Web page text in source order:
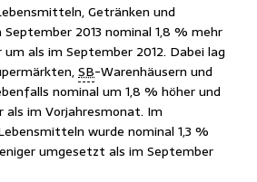
Getränken und
2013 nominal 1,8 % mehr
als im September 2012. Dabei lag
SB-Warenhäusern und
nominal um 1,8 % höher und
als im Vorjahresmonat. Im
wurde nominal 1,3 %
umgesetzt als im September